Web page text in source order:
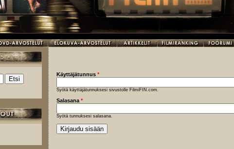
Käyttäjätunnus *
Syötä käyttäjätunnuksesi sivustolle FilmiFIN.com.
Salasana *
Syötä tunnuksesi salasana.